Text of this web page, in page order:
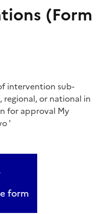
(Form
intervention sub-
or national in
for approval My
'
form